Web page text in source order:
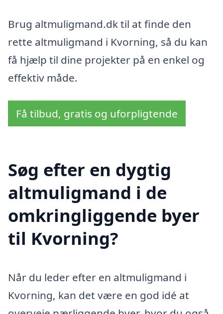
Brug altmuligmand.dk til at finde den
rette altmuligmand i Kvorning, så du kan
få hjælp til dine projekter på en enkel og
effektiv måde.
Få tilbud, gratis og uforpligtende
Søg efter en dygtig
altmuligmand i de
omkringliggende byer
til Kvorning?
Når du leder efter en altmuligmand i
Kvorning, kan det være en god idé at